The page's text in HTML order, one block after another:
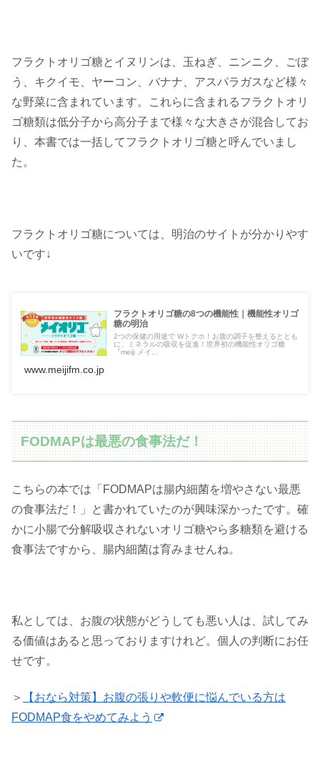
フラクトオリゴ糖とイヌリンは、玉ねぎ、ニンニク、ごぼ
う、キクイモ、ヤーコン、バナナ、アスパラガスなど様々
な野菜に含まれています。これらに含まれるフラクトオリ
ゴ糖類は低分子から高分子まで様々な大きさが混合してお
り、本書では一括してフラクトオリゴ糖と呼んでいまし
た。
フラクトオリゴ糖については、明治のサイトが分かりやす
いです↓
フラクトオリゴ糖の8つの機能性｜機能性オリゴ
糖の明治
2つの保健の用途で Wトクホ！お腹の調子を整えるととも
に、ミネラルの吸収を促進！世界初の機能性オリゴ糖
『meiji メイ...
www.meijifm.co.jp
FODMAPは最悪の食事法だ！
こちらの本では「FODMAPは腸内細菌を増やさない最悪
の食事法だ！」と書かれていたのが興味深かったです。確
かに小腸で分解吸収されないオリゴ糖やら多糖類を避ける
食事法ですから、腸内細菌は育みませんね。
私としては、お腹の状態がどうしても悪い人は、試してみ
る価値はあると思っておりますけれど。個人の判断にお任
せです。
＞
【おなら対策】お腹の張りや軟便に悩んでいる方は
FODMAP食をやめてみよう